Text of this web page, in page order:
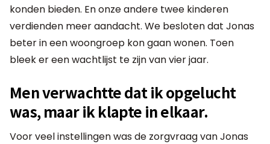
konden bieden. En onze andere twee kinderen
verdienden meer aandacht. We besloten dat Jonas
beter in een woongroep kon gaan wonen. Toen
bleek er een wachtlijst te zijn van vier jaar.
Men verwachtte dat ik opgelucht
was, maar ik klapte in elkaar.
Voor veel instellingen was de zorgvraag van Jonas